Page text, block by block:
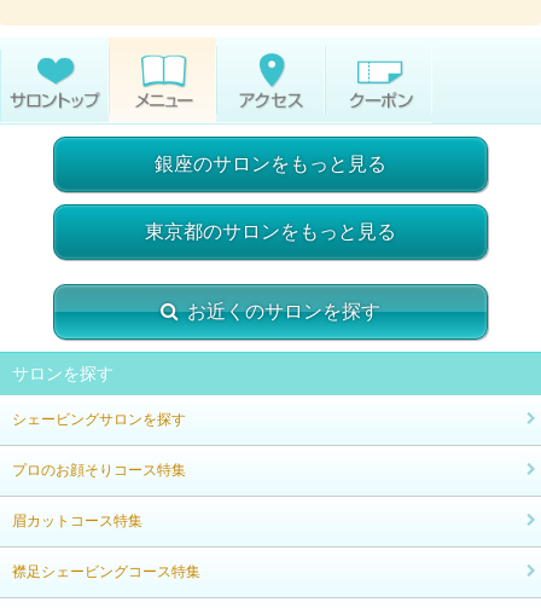
銀座のサロンをもっと見る
東京都のサロンをもっと見る
お近くのサロンを探す
サロンを探す
シェービングサロンを探す
プロのお顔そりコース特集
眉カットコース特集
襟足シェービングコース特集